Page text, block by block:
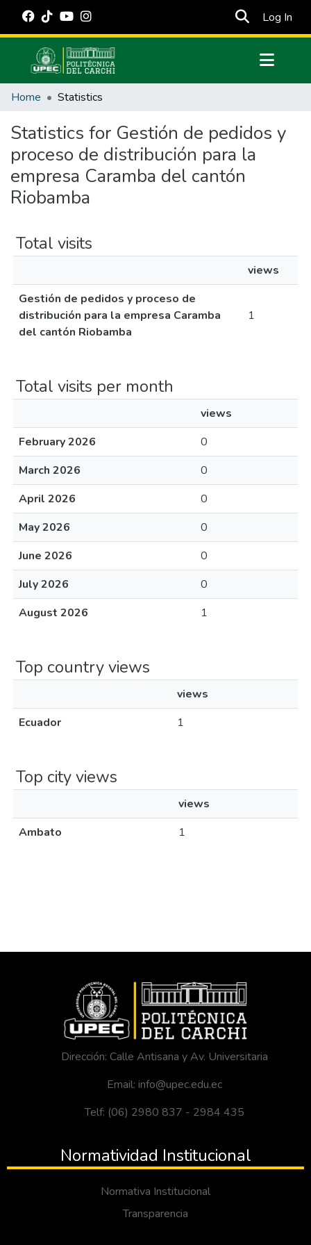
Log In
Communities & Collections
Estadísticas Externas
Manuales
Home Statistics
Statistics for Gestión de pedidos y
proceso de distribución para la
empresa Caramba del cantón
Riobamba
Total visits
views
Gestión de pedidos y proceso de
distribución para la empresa Caramba
del cantón Riobamba
1
Total visits per month
views
February 2026
0
March 2026
0
April 2026
0
May 2026
0
June 2026
0
July 2026
0
August 2026
1
Top country views
views
Ecuador
1
Top city views
views
Ambato
1
Dirección: Calle Antisana y Av. Universitaria
Email: info@upec.edu.ec
Telf: (06) 2980 837 - 2984 435
Normatividad Institucional
Normativa Institucional
Transparencia